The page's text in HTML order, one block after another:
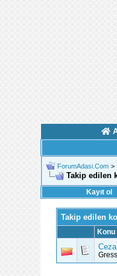
ForumAdasi.Com >
Takip edilen
Kayıt ol
Takip edilen
Gress